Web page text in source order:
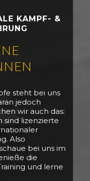
KAMPF- &
steht bei uns
jedoch
wir auch das:
sind lizenzierte
Also
bei uns im
die
und lerne